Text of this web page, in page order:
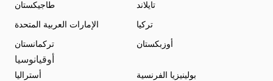
طاجيكستان
تايلاند
الإمارات العربية المتحدة
تركيا
تركمانستان
أوزبكستان
أوقيانوسيا
أستراليا
بولينيزيا الفرنسية